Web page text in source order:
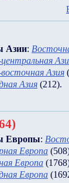
Азии:
Азия
Азия (212).
Европы:
Европа
Европа
Европа